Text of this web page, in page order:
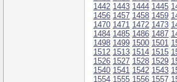
1442 1443 1444 1445
1456 1457 1458 1459
1470 1471 1472 1473
1484 1485 1486 1487
1498 1499 1500 1501
1512 1513 1514 1515
1526 1527 1528 1529
1540 1541 1542 1543
1554 1555 1556 1557